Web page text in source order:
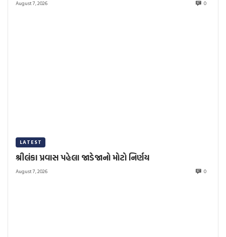
August 7, 2026 0
LATEST
શ્રીલંકા પ્રવાસ પહેલા જાડેજાનો મોટો નિર્ણય
August 7, 2026 0